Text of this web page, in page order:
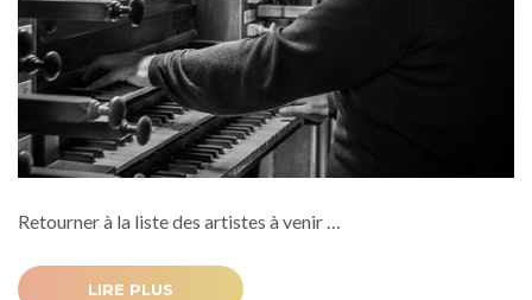
Retourner à la liste des artistes à venir …
LIRE PLUS